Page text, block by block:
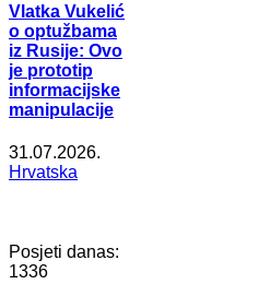
Vlatka Vukelić
o optužbama
iz Rusije: Ovo
je prototip
informacijske
manipulacije
31.07.2026.
Hrvatska
Posjeti danas:
1336